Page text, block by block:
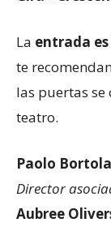
La entrada
te
las puertas
teatro.
Paolo
Director
Aubree